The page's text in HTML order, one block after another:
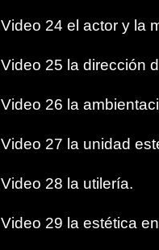
Video 24 el actor y la
Video 25 la dirección
Video 26 la
Video 27 la unidad
Video 28 la utilería.
Video 29 la estética